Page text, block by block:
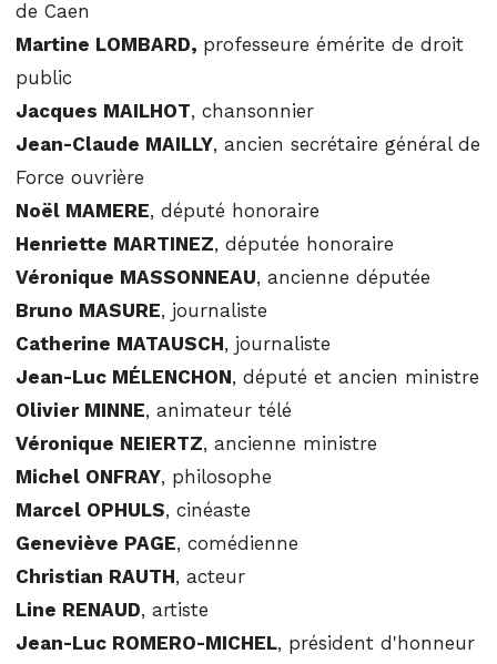
de Caen
Martine LOMBARD, professeure émérite de droit
public
Jacques MAILHOT, chansonnier
Jean-Claude MAILLY, ancien secrétaire général de
Force ouvrière
Noël MAMERE, député honoraire
Henriette MARTINEZ, députée honoraire
Véronique MASSONNEAU, ancienne députée
Bruno MASURE, journaliste
Catherine MATAUSCH, journaliste
Jean-Luc MÉLENCHON, député et ancien ministre
Olivier MINNE, animateur télé
Véronique NEIERTZ, ancienne ministre
Michel ONFRAY, philosophe
Marcel OPHULS, cinéaste
Geneviève PAGE, comédienne
Christian RAUTH, acteur
Line RENAUD, artiste
Jean-Luc ROMERO-MICHEL, président d'honneur